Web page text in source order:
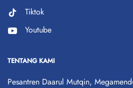
Tiktok
Youtube
TENTANG KAMI
Pesantren Daarul Mutqin,